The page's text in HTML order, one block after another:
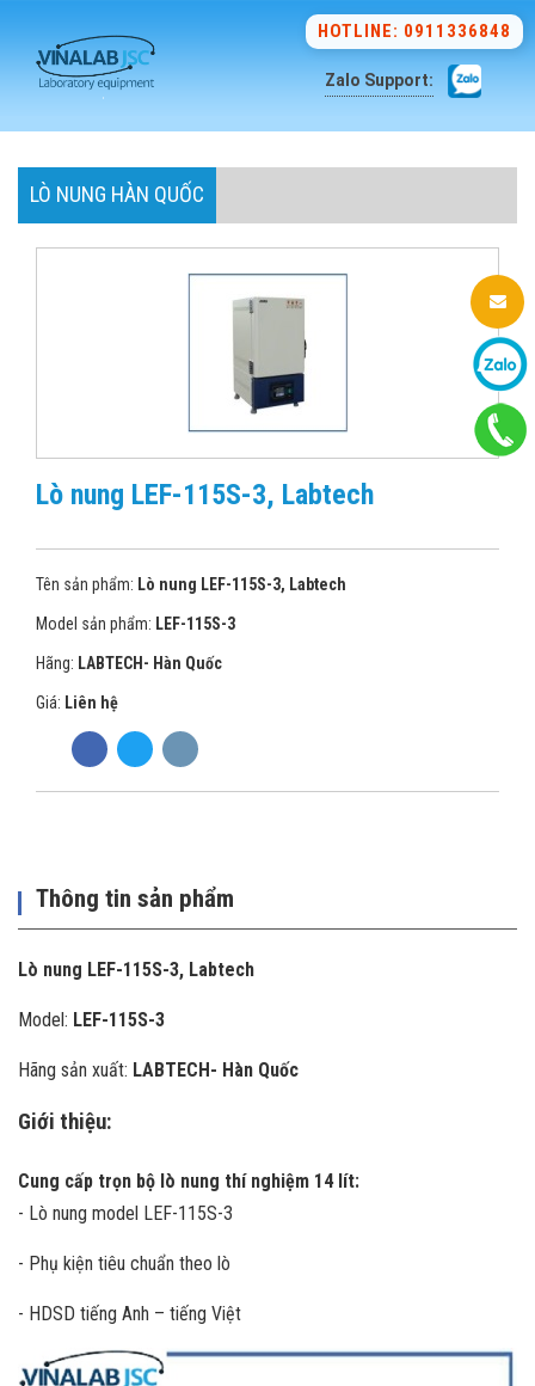
HOTLINE: 0911336848
Zalo Support:
LÒ NUNG HÀN QUỐC
Lò nung LEF-115S-3, Labtech
Tên sản phẩm: Lò nung LEF-115S-3, Labtech
Model sản phẩm: LEF-115S-3
Hãng: LABTECH- Hàn Quốc
Giá: Liên hệ
Thông tin sản phẩm
Lò nung LEF-115S-3, Labtech
Model: LEF-115S-3
Hãng sản xuất: LABTECH- Hàn Quốc
Giới thiệu:
Cung cấp trọn bộ lò nung thí nghiệm 14 lít:
- Lò nung model LEF-115S-3
- Phụ kiện tiêu chuẩn theo lò
- HDSD tiếng Anh – tiếng Việt